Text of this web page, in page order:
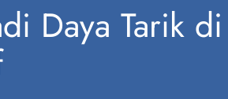
Daya Tarik